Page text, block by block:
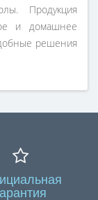
Продукция
и домашнее
решения